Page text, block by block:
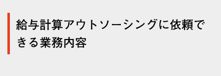
給与計算アウトソーシングに依頼で
きる業務内容